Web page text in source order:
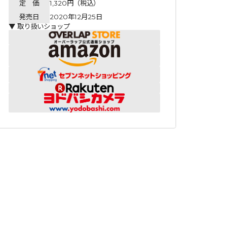
定 価
1,320円（税込）
発売日
2020年12月25日
▼ 取り扱いショップ